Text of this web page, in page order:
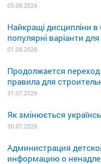
05.08.2026
Найкращі дисципліни в
популярні варіанти для
01.08.2026
Продолжается
правила для
31.07.2026
Як змінюється
30.07.2026
Администрация
информацию о